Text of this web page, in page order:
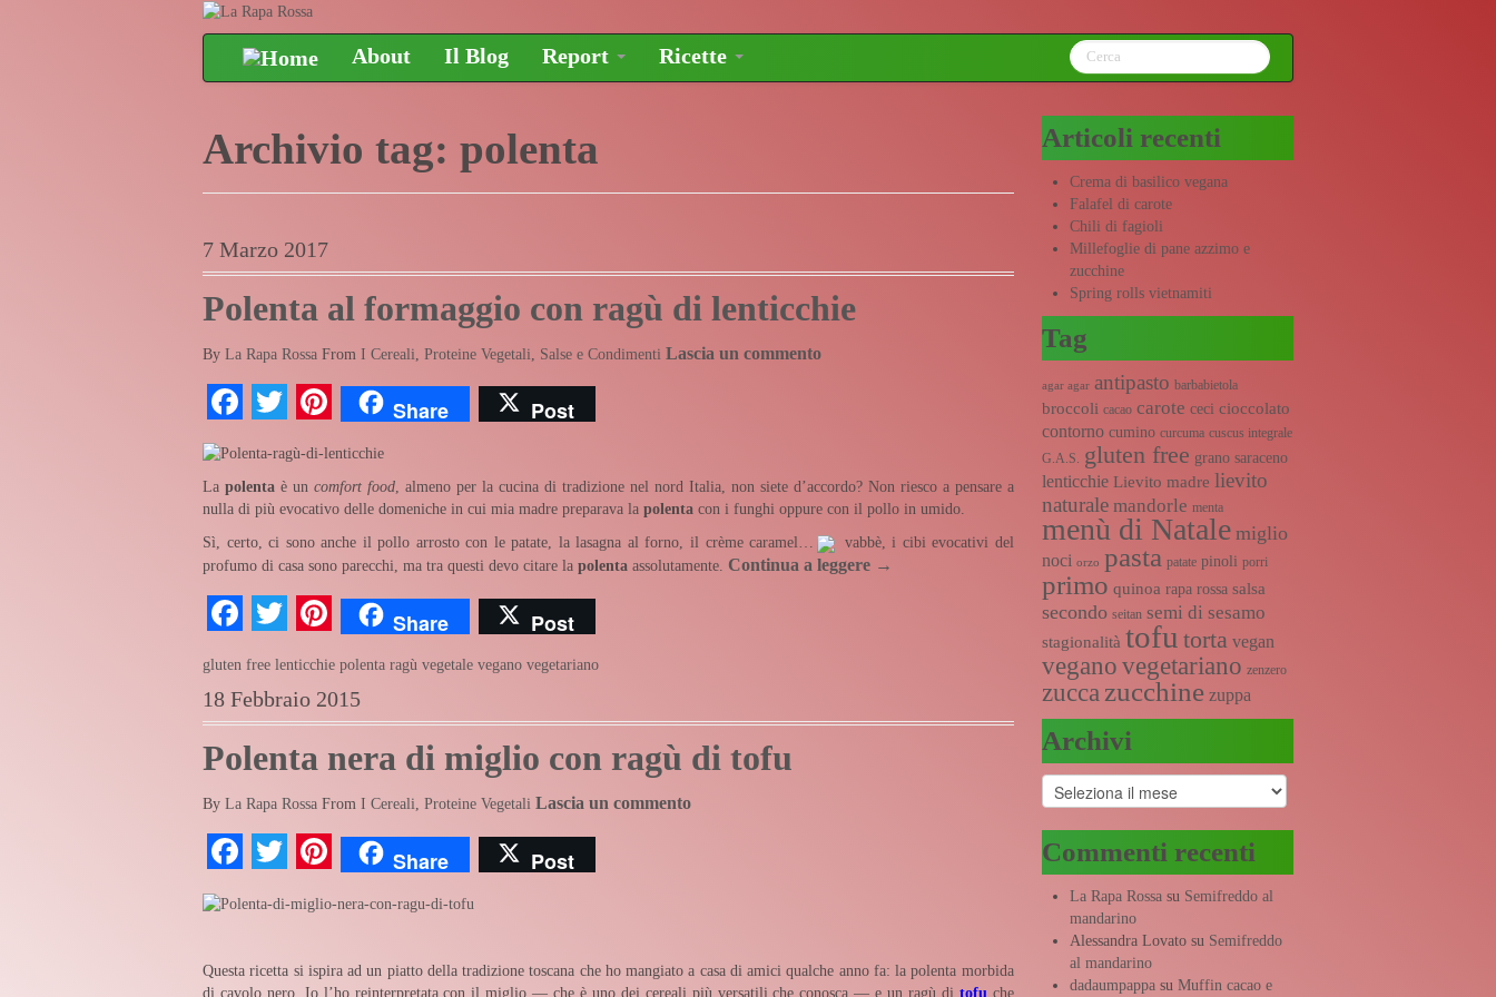
About Il Blog Report Ricette
Archivio tag: polenta
7 Marzo 2017
Polenta al formaggio con ragù di lenticchie
By La Rapa Rossa From I Cereali Proteine Vegetali Salse e Condimenti Lascia un commento
Facebook
TwitterPinterest
Share Post
La polenta è uncomfort food, almeno per la cucina di tradizione nel nord Italia, non siete d’accordo? Non riesco a pensare a
nulla di più evocativo delle domeniche in cui mia madre preparava la polenta con i funghi oppure con il pollo in umido.
Sì, certo, ci sono anche il pollo arrosto con le patate, la lasagna al forno, il crème caramel…
vabbè, i cibi evocativi del
profumo di casa sono parecchi, ma tra questi devo citare la polenta assolutamente. Continua a leggere →
Facebook
TwitterPinterest
Share Post
gluten free lenticchie polenta ragù vegetale vegano vegetariano
18 Febbraio 2015
Polenta nera di miglio con ragù di tofu
By La Rapa Rossa From I Cereali, Proteine Vegetali Lascia un commento
Facebook
TwitterPinterest
Share Post
Questa ricetta si ispira ad un piatto della tradizione toscana che ho mangiato a casa di amici qualche anno fa: la polenta morbida
di cavolo nero. Io l’ho reinterpretata con il miglio — che è uno dei cereali più versatili che conosca — e un ragù di tofu che
Articoli recenti
Crema di basilico vegana
Falafel di carote
Chili di fagioli
Millefoglie di pane azzimo e
zucchine
Spring rolls vietnamiti
Tag
agar agar antipasto barbabietola
broccoli cacao carote ceci cioccolato
contorno cumino curcuma cuscus integrale
G.A.S.
gluten free grano saraceno
lenticchie Lievito madre lievito
naturale mandorle menta
menù di Natale miglio
noci orzo pasta patate pinoli porri
primo quinoa rapa rossa salsa
secondo seitan semi di sesamo
stagionalità tofu torta vegan
vegano vegetariano zenzero
zucca zucchine zuppa
Archivi
Archivi
Commenti recenti
La Rapa Rossasu Semifreddo al
mandarino
Alessandra Lovatosu Semifreddo
al mandarino
dadaumpappasu Muffin cacao e